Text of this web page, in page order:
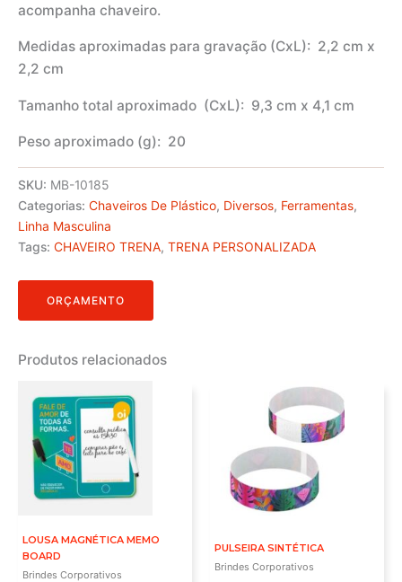
acompanha chaveiro.
Medidas aproximadas para gravação (CxL): 2,2 cm x
2,2 cm
Tamanho total aproximado (CxL): 9,3 cm x 4,1 cm
Peso aproximado (g): 20
SKU: MB-10185
Categorias: Chaveiros De Plástico, Diversos, Ferramentas,
Linha Masculina
Tags: CHAVEIRO TRENA, TRENA PERSONALIZADA
ORÇAMENTO
Produtos relacionados
LOUSA MAGNÉTICA MEMO
BOARD
Brindes Corporativos
PULSEIRA SINTÉTICA
Brindes Corporativos